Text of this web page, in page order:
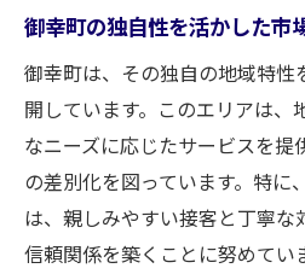
御幸町の独自性を活かした市
御幸町は、その独自の地域特
開しています。このエリアは、
なニーズに応じたサービスを提
の差別化を図っています。特に
は、親しみやすい接客と丁寧
信頼関係を築くことに努めてい